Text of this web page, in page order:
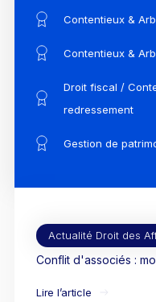
Contentieux &
Contentieux &
Droit fiscal /
redressement
Gestion de
Actualité Droit des
Conflit d'associés :
Lire l’article